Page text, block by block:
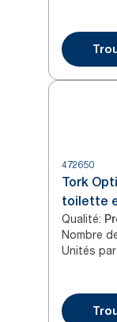
472650
Tork
toilette
mandrin
Qualité:
Nombre
Unités